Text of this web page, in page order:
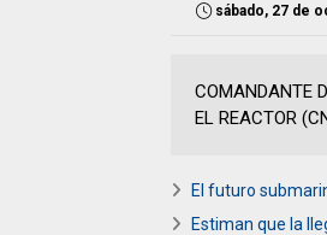
sábado, 27 de
COMANDANTE
EL REACTOR
El futuro
Estiman que la